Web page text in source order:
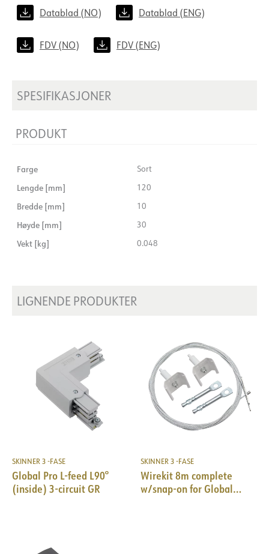
Datablad (NO) Datablad (ENG)
FDV (NO) FDV (ENG)
SPESIFIKASJONER
PRODUKT
Farge Sort
Lengde [mm] 120
Bredde [mm] 10
Høyde [mm] 30
Vekt [kg] 0.048
LIGNENDE PRODUKTER
SKINNER 3 -FASE
Global Pro L-feed L90°
(inside) 3-circuit GR
SKINNER 3 -FASE
Wirekit 8m complete
w/snap-on for Global